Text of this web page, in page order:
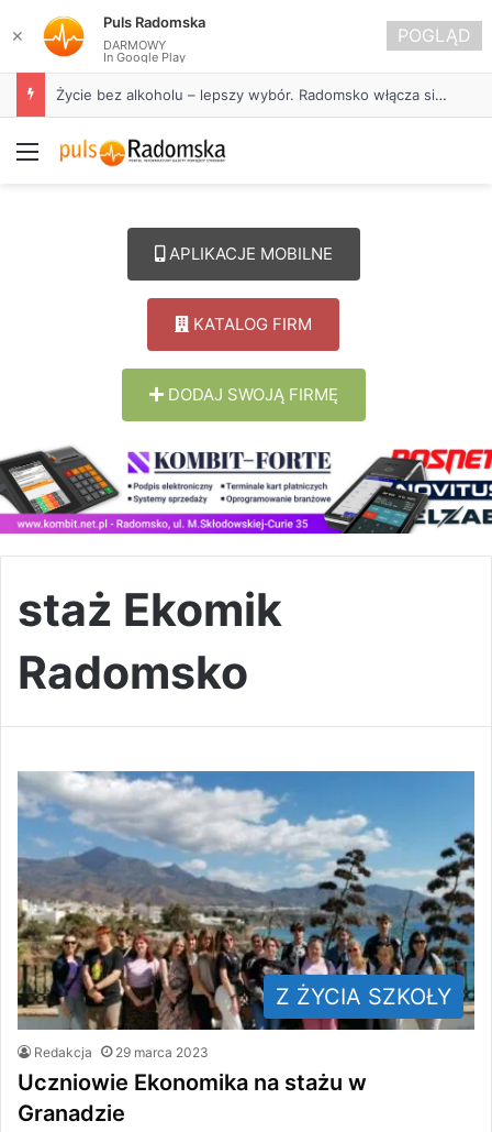
Życie bez alkoholu – lepszy wybór. Radomsko włącza się w Miesiąc Trzeźwości
Menu
APLIKACJE MOBILNE
KATALOG FIRM
DODAJ SWOJĄ FIRMĘ
staż Ekomik
Radomsko
Z ŻYCIA SZKOŁY
Redakcja 29 marca 2023
Uczniowie Ekonomika na stażu w
Granadzie
✕
Puls Radomska
DARMOWY
In Google Play
POGLĄD